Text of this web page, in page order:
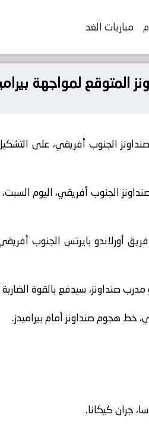
مباريات الغد
المتوقع لمواجهة
صنداونز الجنوب أفريقي، على
الجنوب أفريقي، اليوم
أورلاندو بايرتس الجنوب
صنداونز، سيدفع بالقوة الضاربة
خط هجوم صنداونز أمام بيراميدز.
جران كيكانا.